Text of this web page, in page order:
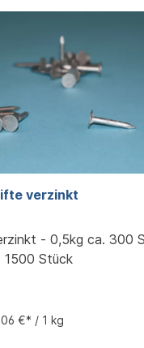
verzinkt
- 0,5kg ca. 300
1500 Stück
€* / 1 kg